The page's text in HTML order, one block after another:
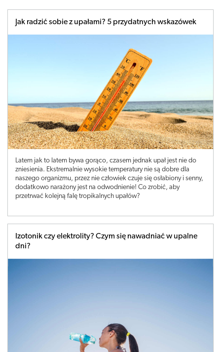
Jak radzić sobie z upałami? 5 przydatnych wskazówek
Latem jak to latem bywa gorąco, czasem jednak upał jest nie do
zniesienia. Ekstremalnie wysokie temperatury nie są dobre dla
naszego organizmu, przez nie człowiek czuje się osłabiony i senny,
dodatkowo narażony jest na odwodnienie! Co zrobić, aby
przetrwać kolejną falę tropikalnych upałów?
Izotonik czy elektrolity? Czym się nawadniać w upalne
dni?